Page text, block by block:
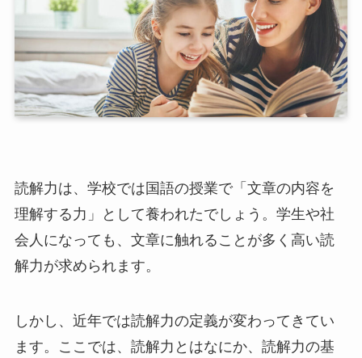
読解力は、学校では国語の授業で「文章の内容を
理解する力」として養われたでしょう。学生や社
会人になっても、文章に触れることが多く高い読
解力が求められます。
しかし、近年では読解力の定義が変わってきてい
ます。ここでは、読解力とはなにか、読解力の基